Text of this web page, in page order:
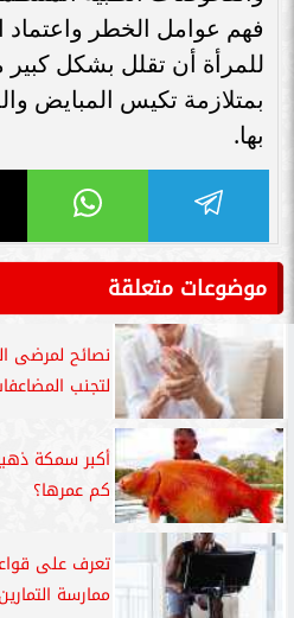
فهم عوامل الخطر واعتماد
للمرأة أن تقلل بشكل
بمتلازمة تكيس المبايض
بها.
موضوعات متعلقة
نصائح لمرضى
لتجنب
أكبر سمكة
كم عمرها؟
تعرف على
ممارسة